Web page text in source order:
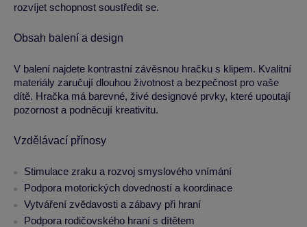
rozvíjet schopnost soustředit se.
Obsah balení a design
V balení najdete kontrastní závěsnou hračku s klipem. Kvalitní
materiály zaručují dlouhou životnost a bezpečnost pro vaše
dítě. Hračka má barevné, živé designové prvky, které upoutají
pozornost a podněcují kreativitu.
Vzdělávací přínosy
Stimulace zraku a rozvoj smyslového vnímání
Podpora motorických dovedností a koordinace
Vytváření zvědavosti a zábavy při hraní
Podpora rodičovského hraní s dítětem